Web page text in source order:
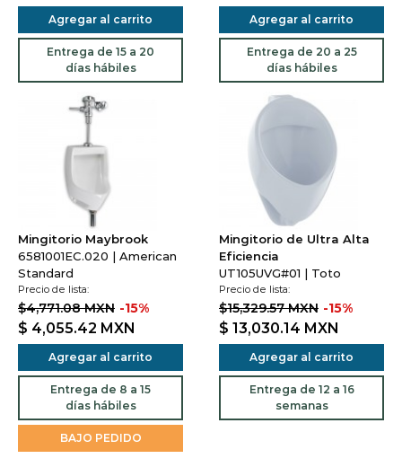
Agregar al carrito
Entrega de 15 a 20
días hábiles
Agregar al carrito
Entrega de 20 a 25
días hábiles
Mingitorio Maybrook
6581001EC.020 | American
Standard
Precio de lista:
$4,771.08 MXN -15%
$ 4,055.42 MXN
Agregar al carrito
Entrega de 8 a 15
días hábiles
BAJO PEDIDO
Mingitorio de Ultra Alta
Eficiencia
UT105UVG#01 | Toto
Precio de lista:
$15,329.57 MXN -15%
$ 13,030.14 MXN
Agregar al carrito
Entrega de 12 a 16
semanas